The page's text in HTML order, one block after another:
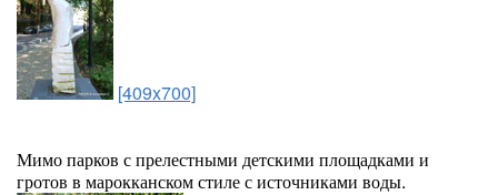
[409x700]
Мимо парков с прелестными детскими площадками и
гротов в марокканском стиле с источниками воды.